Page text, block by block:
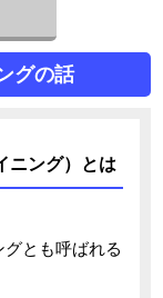
グの話
ニング）とは
とも呼ばれる